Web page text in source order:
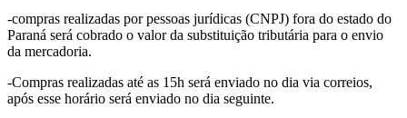
-compras realizadas por pessoas jurídicas (CNPJ) fora do estado do
Paraná será cobrado o valor da substituição tributária para o envio
da mercadoria.
-Compras realizadas até as 15h será enviado no dia via correios,
após esse horário será enviado no dia seguinte.